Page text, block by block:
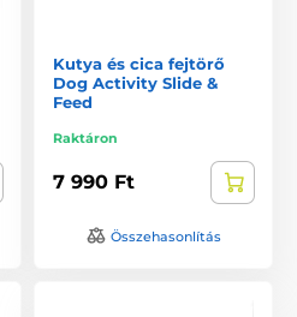
Kutya és cica fejtörő
Dog Activity Slide &
Feed
Raktáron
7 990 Ft
Összehasonlítás